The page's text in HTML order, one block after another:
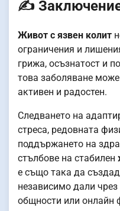
✍️
Живот с язвен колит
ограничения и
грижа, осъзнатост и
това заболяване
активен и радостен.
Следването на
стреса, редовната
поддържането на
стълбове на стабилен
е също така да
независимо дали чрез
общности или онлайн